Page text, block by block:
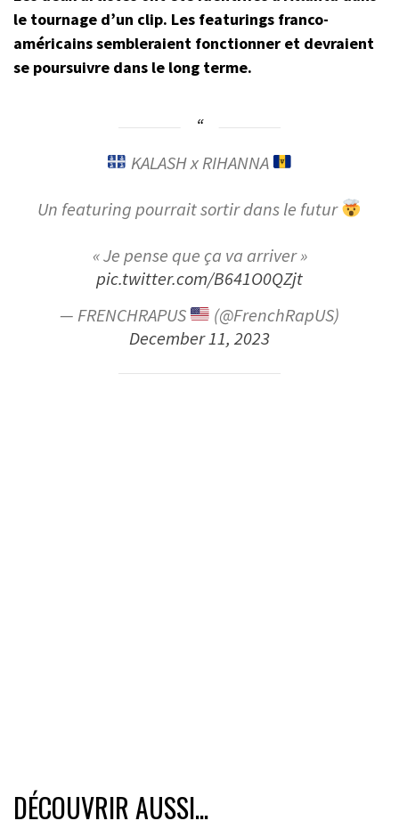
le tournage d’un clip. Les featurings franco-
américains sembleraient fonctionner et devraient
se poursuivre dans le long terme.
KALASH x RIHANNA
Un featuring pourrait sortir dans le futur
« Je pense que ça va arriver »
pic.twitter.com/B641O0QZjt
— FRENCHRAPUS
(@FrenchRapUS)
December 11, 2023
DÉCOUVRIR AUSSI...